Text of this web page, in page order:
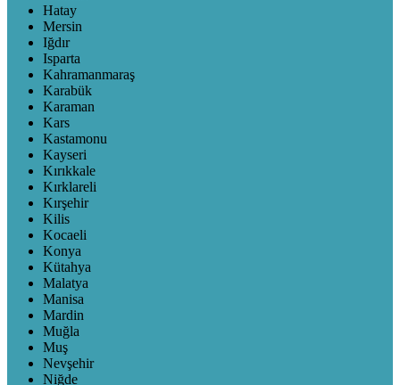
Hatay
Mersin
Iğdır
Isparta
Kahramanmaraş
Karabük
Karaman
Kars
Kastamonu
Kayseri
Kırıkkale
Kırklareli
Kırşehir
Kilis
Kocaeli
Konya
Kütahya
Malatya
Manisa
Mardin
Muğla
Muş
Nevşehir
Niğde